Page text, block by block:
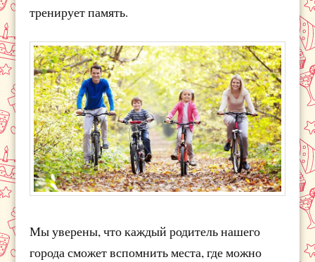
тренирует память.
Мы уверены, что каждый родитель нашего
города сможет вспомнить места, где можно